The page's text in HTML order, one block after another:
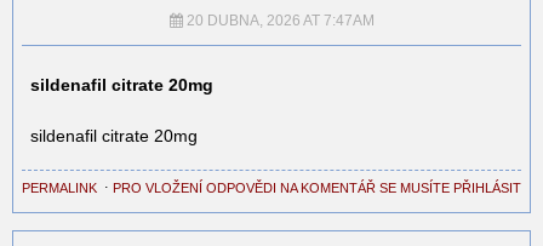
20 DUBNA, 2026 AT 7:47AM
sildenafil citrate 20mg
sildenafil citrate 20mg
PERMALINK ⋅ PRO VLOŽENÍ ODPOVĚDI NA KOMENTÁŘ SE MUSÍTE PŘIHLÁSIT